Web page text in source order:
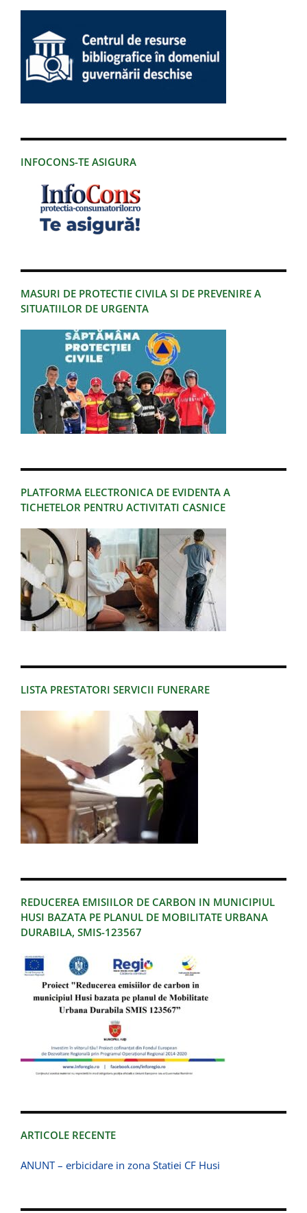
INFOCONS-TE ASIGURA
MASURI DE PROTECTIE CIVILA SI DE PREVENIRE A
SITUATIILOR DE URGENTA
PLATFORMA ELECTRONICA DE EVIDENTA A
TICHETELOR PENTRU ACTIVITATI CASNICE
LISTA PRESTATORI SERVICII FUNERARE
REDUCEREA EMISIILOR DE CARBON IN MUNICIPIUL
HUSI BAZATA PE PLANUL DE MOBILITATE URBANA
DURABILA, SMIS-123567
ARTICOLE RECENTE
ANUNT – erbicidare in zona Statiei CF Husi